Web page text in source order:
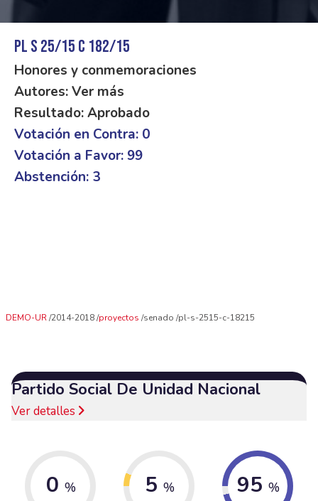
PL S 25/15 C 182/15
Honores y conmemoraciones
Autores: Ver más
Resultado: Aprobado
Votación en Contra: 0
Votación a Favor: 99
Abstención: 3
DEMO-UR 2014-2018 proyectos senado pl-s-2515-c-18215
Partido Social De Unidad Nacional
Ver detalles
0 % 5 % 95 %